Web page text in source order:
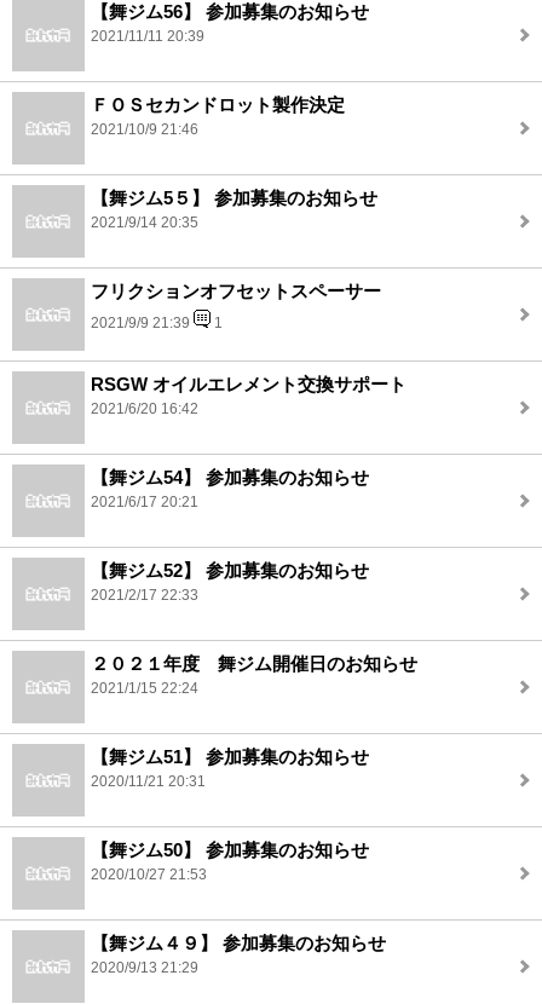
【舞ジム56】 参加募集のお知らせ
2021/11/11 20:39
ＦＯＳセカンドロット製作決定
2021/10/9 21:46
【舞ジム5５】 参加募集のお知らせ
2021/9/14 20:35
フリクションオフセットスペーサー
2021/9/9 21:39 1
RSGW オイルエレメント交換サポート
2021/6/20 16:42
【舞ジム54】 参加募集のお知らせ
2021/6/17 20:21
【舞ジム52】 参加募集のお知らせ
2021/2/17 22:33
２０２１年度 舞ジム開催日のお知らせ
2021/1/15 22:24
【舞ジム51】 参加募集のお知らせ
2020/11/21 20:31
【舞ジム50】 参加募集のお知らせ
2020/10/27 21:53
【舞ジム４９】 参加募集のお知らせ
2020/9/13 21:29